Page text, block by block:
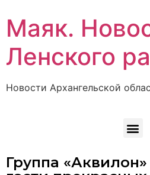
Маяк.
Ленского
Новости Архангельской
Группа